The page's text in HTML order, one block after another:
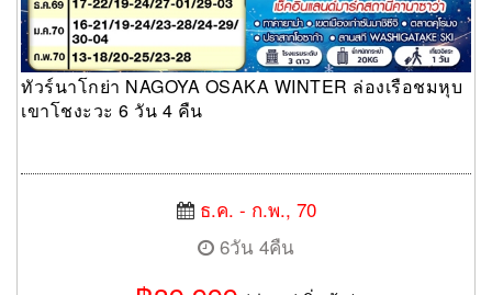
ทัวร์นาโกย่า NAGOYA OSAKA WINTER ล่องเรือชมหุบ
เขาโชงะวะ 6 วัน 4 คืน
ธ.ค. - ก.พ., 70
6วัน 4คืน